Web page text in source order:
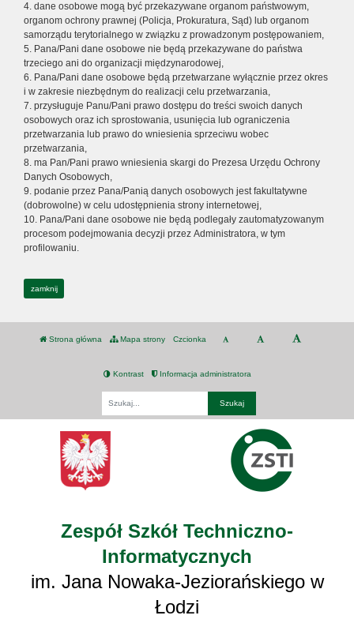
4. dane osobowe mogą być przekazywane organom państwowym,
organom ochrony prawnej (Policja, Prokuratura, Sąd) lub organom
samorządu terytorialnego w związku z prowadzonym postępowaniem,
5. Pana/Pani dane osobowe nie będą przekazywane do państwa
trzeciego ani do organizacji międzynarodowej,
6. Pana/Pani dane osobowe będą przetwarzane wyłącznie przez okres
i w zakresie niezbędnym do realizacji celu przetwarzania,
7. przysługuje Panu/Pani prawo dostępu do treści swoich danych
osobowych oraz ich sprostowania, usunięcia lub ograniczenia
przetwarzania lub prawo do wniesienia sprzeciwu wobec
przetwarzania,
8. ma Pan/Pani prawo wniesienia skargi do Prezesa Urzędu Ochrony
Danych Osobowych,
9. podanie przez Pana/Panią danych osobowych jest fakultatywne
(dobrowolne) w celu udostępnienia strony internetowej,
10. Pana/Pani dane osobowe nie będą podlegały zautomatyzowanym
procesom podejmowania decyzji przez Administratora, w tym
profilowaniu.
zamknij
Strona główna Mapa strony Czcionka
Kontrast Informacja administratora
Zespół Szkół Techniczno-
Informatycznych
im. Jana Nowaka-Jeziorańskiego w
Łodzi